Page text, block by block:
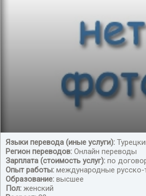
Удаленная работа
Языки перевода (иные услуги):
Регион переводов: Онлайн переводы
Зарплата (стоимость услуг): по
Опыт работы: международные
Образование: высшее
Пол: женский